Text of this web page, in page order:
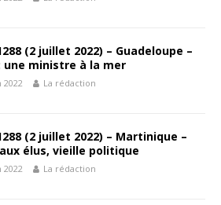
(2 juillet 2022) – Guadeloupe –
une ministre à la mer
2022 La rédaction
(2 juillet 2022) – Martinique –
élus, vieille politique
2022 La rédaction